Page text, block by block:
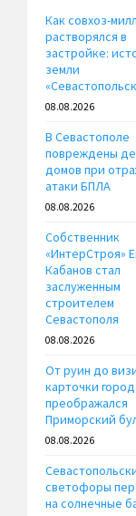
Как совхоз-
растворялся в
застройке:
земли
08.08.2026
В Севастополе
повреждены
домов при
атаки БПЛА
08.08.2026
Собственник
«ИнтерСтроя»
Кабанов стал
заслуженным
строителем
Севастополя
08.08.2026
От руин до
карточки
преображался
Приморский
08.08.2026
светофоры
на солнечные